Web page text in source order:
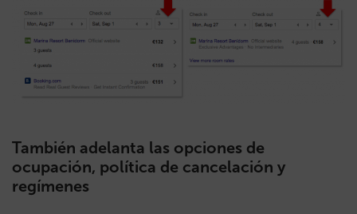
También adelanta las opciones de
ocupación, política de cancelación y
regímenes